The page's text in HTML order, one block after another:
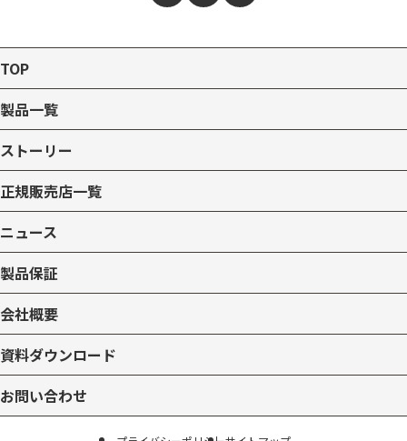
TOP
製品一覧
ストーリー
正規販売店一覧
ニュース
製品保証
会社概要
資料ダウンロード
お問い合わせ